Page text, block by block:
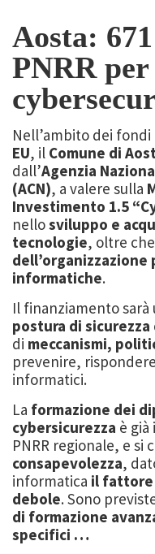
Aosta:
PNRR
Nell’ambito dei
EU, il Comune di
dall’Agenzia
(ACN), a valere sulla
Investimento 1.5
nellosviluppo e
tecnologie, oltre
informatiche.
Il finanziamento
postura di sicurezza
di meccanismi,
prevenire,
informatici.
La formazione dei
cybersicurezza è
PNRR regionale, e si
consapevolezza,
informatica il fattore
debole. Sono
di formazione
specifici …